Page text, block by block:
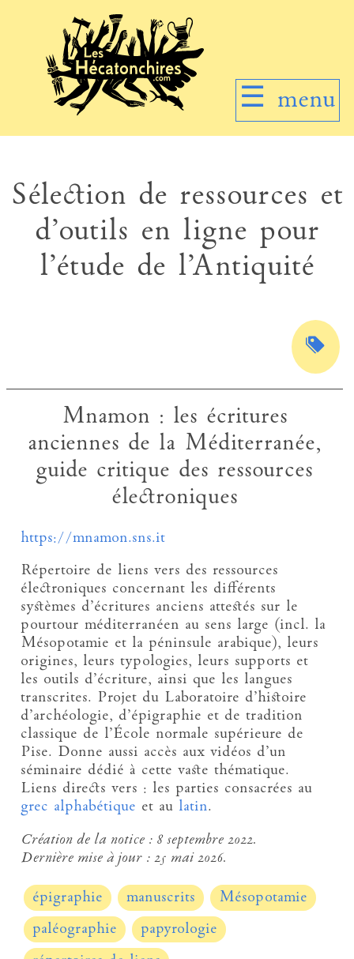
☰ menu
Sélection de ressources et
d’outils en ligne pour
l’étude de l’Antiquité
Mnamon : les écritures
anciennes de la Méditerranée,
guide critique des ressources
électroniques
https://mnamon.sns.it
Répertoire de liens vers des ressources
électroniques concernant les différents
systèmes d’écritures anciens attestés sur le
pourtour méditerranéen au sens large (incl. la
Mésopotamie et la péninsule arabique), leurs
origines, leurs typologies, leurs supports et
les outils d’écriture, ainsi que les langues
transcrites. Projet du Laboratoire d’histoire
d’archéologie, d’épigraphie et de tradition
classique de l’École normale supérieure de
Pise. Donne aussi accès aux vidéos d’un
séminaire dédié à cette vaste thématique.
Liens directs vers : les parties consacrées au
grec alphabétique et au latin.
Création de la notice : 8 septembre 2022.
Dernière mise à jour :25 mai 2026.
épigraphie manuscrits
Mésopotamie
paléographie
papyrologie